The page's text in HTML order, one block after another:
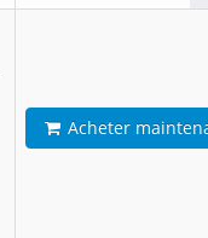
Acheter